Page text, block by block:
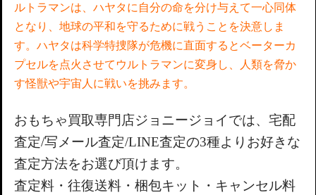
ルトラマンは、ハヤタに自分の命を分け与えて一心同体
となり、地球の平和を守るために戦うことを決意しま
す。ハヤタは科学特捜隊が危機に直面するとベーターカ
プセルを点火させてウルトラマンに変身し、人類を脅か
す怪獣や宇宙人に戦いを挑みます。
おもちゃ買取専門店ジョニージョイでは、宅配
査定/写メール査定/LINE査定の3種よりお好きな
査定方法をお選び頂けます。
査定料・往復送料・梱包キット・キャンセル料